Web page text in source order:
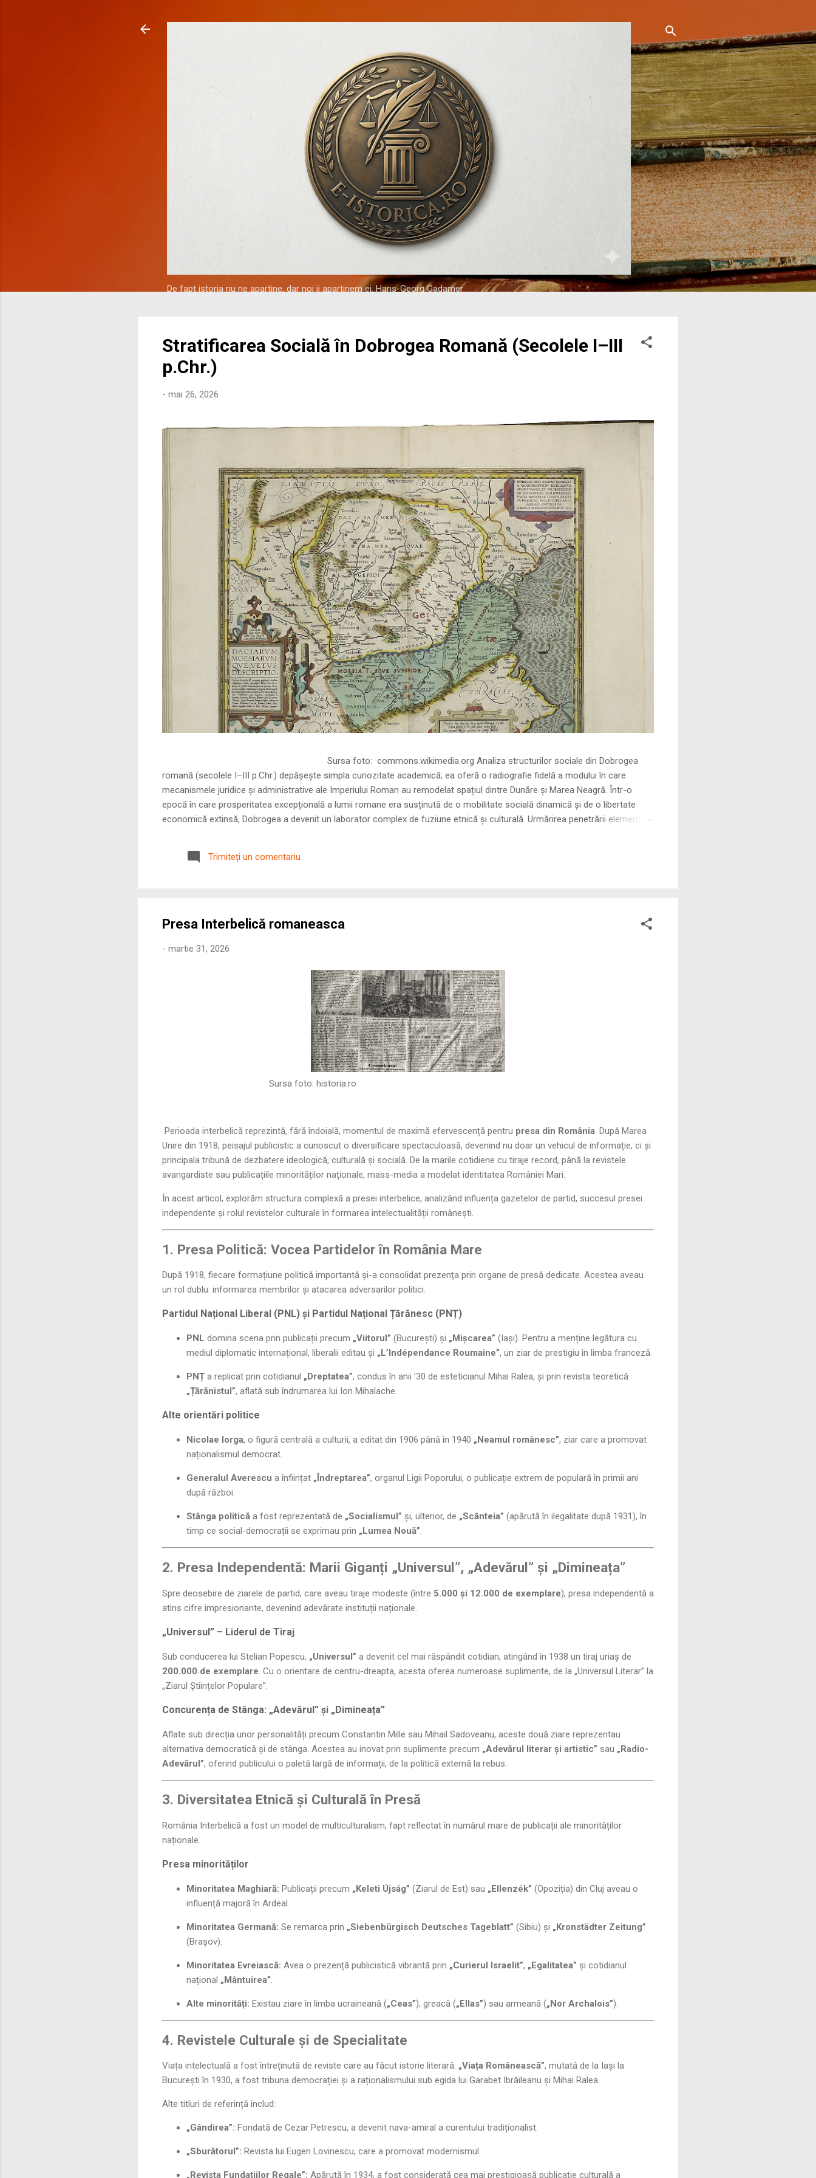
De fapt istoria nu ne apartine, dar noi ii apartinem ei. Hans-Georg Gadamer
Stratificarea Socială în Dobrogea Romană (Secolele I–III
p.Chr.)
- mai 26, 2026
Sursa foto: commons.wikimedia.org Analiza structurilor sociale din Dobrogea
romană (secolele I–III p.Chr.) depășește simpla curiozitate academică; ea oferă o radiografie fidelă a modului în care
mecanismele juridice și administrative ale Imperiului Roman au remodelat spațiul dintre Dunăre și Marea Neagră. Într-o
epocă în care prosperitatea excepțională a lumii romane era susținută de o mobilitate socială dinamică și de o libertate
economică extinsă, Dobrogea a devenit un laborator complex de fuziune etnică și culturală. Urmărirea penetrării elementului
precizie profunzimea și ritmul procesului de rom...
Trimiteți un comentariu
Presa Interbelică romaneasca
- martie 31, 2026
Sursa foto: historia.ro
Perioada interbelică reprezintă, fără îndoială, momentul de maximă efervescență pentru presa din România. După Marea
Unire din 1918, peisajul publicistic a cunoscut o diversificare spectaculoasă, devenind nu doar un vehicul de informație, ci și
principala tribună de dezbatere ideologică, culturală și socială. De la marile cotidiene cu tiraje record, până la revistele
avangardiste sau publicațiile minorităților naționale, mass-media a modelat identitatea României Mari.
În acest articol, explorăm structura complexă a presei interbelice, analizând influența gazetelor de partid, succesul presei
independente și rolul revistelor culturale în formarea intelectualității românești.
1. Presa Politică: Vocea Partidelor în România Mare
După 1918, fiecare formațiune politică importantă și-a consolidat prezența prin organe de presă dedicate. Acestea aveau
un rol dublu: informarea membrilor și atacarea adversarilor politici.
Partidul Național Liberal (PNL) și Partidul Național Țărănesc (PNȚ)
PNL domina scena prin publicații precum „Viitorul” (București) și „Mișcarea” (Iași). Pentru a menține legătura cu
mediul diplomatic internațional, liberalii editau și „L’Indépendance Roumaine”, un ziar de prestigiu în limba franceză.
PNȚ a replicat prin cotidianul „Dreptatea”, condus în anii '30 de esteticianul Mihai Ralea, și prin revista teoretică
„Țărănistul”, aflată sub îndrumarea lui Ion Mihalache.
Alte orientări politice
Nicolae Iorga, o figură centrală a culturii, a editat din 1906 până în 1940 „Neamul românesc”, ziar care a promovat
naționalismul democrat.
Generalul Averescu a înființat „Îndreptarea”, organul Ligii Poporului, o publicație extrem de populară în primii ani
după război.
Stânga politică a fost reprezentată de „Socialismul” și, ulterior, de „Scânteia” (apărută în ilegalitate după 1931), în
timp ce social-democrații se exprimau prin „Lumea Nouă”.
2. Presa Independentă: Marii Giganți „Universul”, „Adevărul” și „Dimineața”
Spre deosebire de ziarele de partid, care aveau tiraje modeste (între 5.000 și 12.000 de exemplare), presa independentă a
atins cifre impresionante, devenind adevărate instituții naționale.
„Universul” – Liderul de Tiraj
Sub conducerea lui Stelian Popescu, „Universul” a devenit cel mai răspândit cotidian, atingând în 1938 un tiraj uriaș de
200.000 de exemplare . Cu o orientare de centru-dreapta, acesta oferea numeroase suplimente, de la „Universul Literar” la
„Ziarul Științelor Populare”.
Concurența de Stânga: „Adevărul” și „Dimineața”
Aflate sub direcția unor personalități precum Constantin Mille sau Mihail Sadoveanu, aceste două ziare reprezentau
alternativa democratică și de stânga. Acestea au inovat prin suplimente precum „Adevărul literar și artistic” sau „Radio-
Adevărul”, oferind publicului o paletă largă de informații, de la politică externă la rebus.
3. Diversitatea Etnică și Culturală în Presă
România Interbelică a fost un model de multiculturalism, fapt reflectat în numărul mare de publicații ale minorităților
naționale.
Presa minorităților
Minoritatea Maghiară: Publicații precum „Keleti Újság” (Ziarul de Est) sau „Ellenzék” (Opoziția) din Cluj aveau o
influență majoră în Ardeal.
Minoritatea Germană: Se remarca prin „Siebenbürgisch Deutsches Tageblatt” (Sibiu) și „Kronstädter Zeitung”
(Brașov).
Minoritatea Evreiască: Avea o prezență publicistică vibrantă prin „Curierul Israelit”, „Egalitatea” și cotidianul
național „Mântuirea”.
Alte minorități: Existau ziare în limba ucraineană („Ceas”), greacă („Ellas”) sau armeană („Nor Archalois”).
4. Revistele Culturale și de Specialitate
Viața intelectuală a fost întreținută de reviste care au făcut istorie literară. „Viața Românească”, mutată de la Iași la
București în 1930, a fost tribuna democrației și a raționalismului sub egida lui Garabet Ibrăileanu și Mihai Ralea.
Alte titluri de referință includ:
„Gândirea”: Fondată de Cezar Petrescu, a devenit nava-amiral a curentului tradiționalist.
„Sburătorul”: Revista lui Eugen Lovinescu, care a promovat modernismul.
„Revista Fundațiilor Regale”: Apărută în 1934, a fost considerată cea mai prestigioasă publicație culturală a